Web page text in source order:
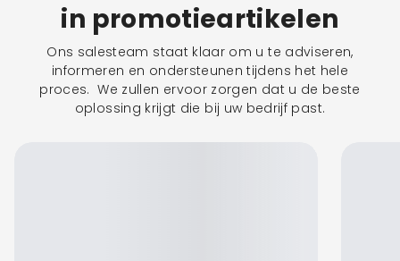
in promotieartikelen
Ons salesteam staat klaar om u te adviseren,
informeren en ondersteunen tijdens het hele
proces. We zullen ervoor zorgen dat u de beste
oplossing krijgt die bij uw bedrijf past.